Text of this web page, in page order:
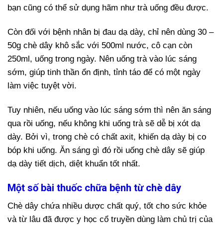
bạn cũng có thể sử dụng hãm như trà uống đều được.
Còn đối với bệnh nhân bị đau dạ dày, chỉ nên dùng 30 –
50g chè dây khô sắc với 500ml nước, cô cạn còn
250ml, uống trong ngày. Nên uống trà vào lúc sáng
sớm, giúp tinh thần ổn định, tỉnh táo để có một ngày
làm việc tuyệt vời.
Tuy nhiên, nếu uống vào lúc sáng sớm thì nên ăn sáng
qua rồi uống, nếu không khi uống trà sẽ dễ bị xót dạ
dày. Bởi vì, trong chè có chất axit, khiến dạ dày bị co
bóp khi uống. Ăn sáng gì đó rồi uống chè dây sẽ giúp
dạ dày tiết dịch, diệt khuẩn tốt nhất.
Một số bài thuốc chữa bệnh từ chè dây
Chè dây chứa nhiều dược chất quý, tốt cho sức khỏe
và từ lâu đã được y học cổ truyền dùng làm chủ trị của